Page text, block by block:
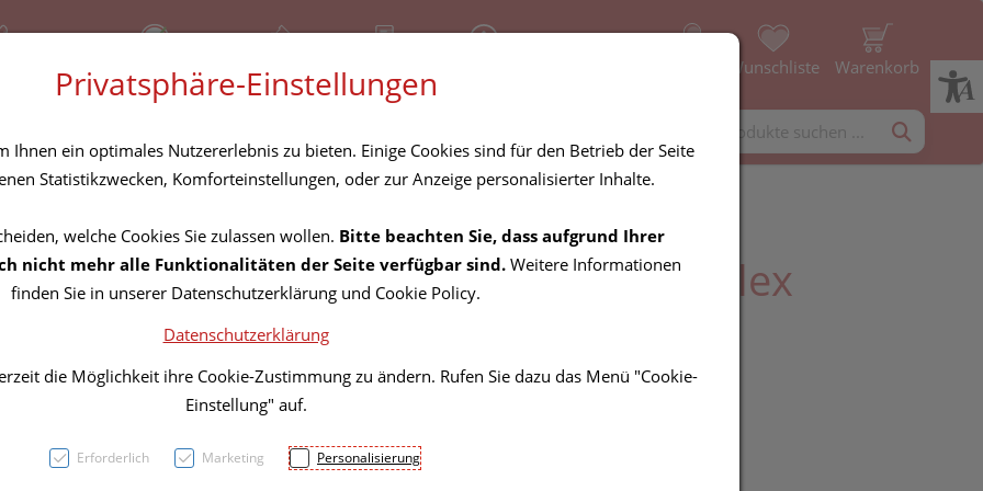
Bereitschaftsdienst Über uns Rezept-Anfrage Wunschliste Warenkorb
A.Vogel Zink-Complex
14,91 EUR
Privatsphäre-Einstellungen
Ihnen ein optimales Nutzererlebnis zu bieten. Einige Cookies sind für den Betrieb der Seite
Statistikzwecken, Komforteinstellungen, oder zur Anzeige personalisierter Inhalte.
welche Cookies Sie zulassen wollen. Bitte beachten Sie, dass aufgrund Ihrer
nicht mehr alle Funktionalitäten der Seite verfügbar sind. Weitere Informationen
finden Sie in unserer Datenschutzerklärung und Cookie Policy.
Datenschutzerklärung
die Möglichkeit ihre Cookie-Zustimmung zu ändern. Rufen Sie dazu das Menü "Cookie-
Einstellung" auf.
Erforderlich Marketing Personalisierung